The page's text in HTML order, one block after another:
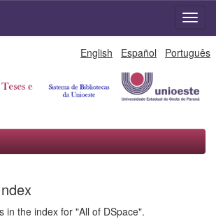
English Español Português
in the index for "All of DSpace".